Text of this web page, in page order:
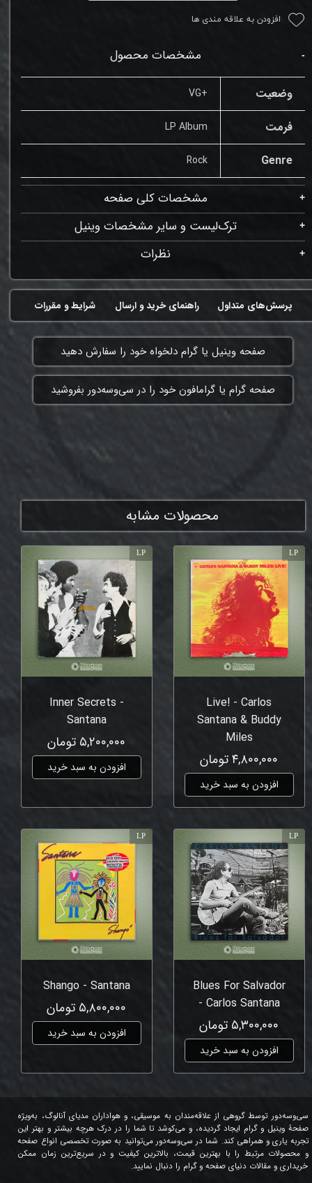
افزودن به علاقه مندی ها
مشخصات محصول
وضعیت +VG
فرمت LP Album
Genre
Rock
مشخصات کلی صفحه
ترک‌لیست و سایر مشخصات وینیل
نظرات
شرایط و مقررات راهنمای خرید و ارسال پرسش‌های متداول
​صفحه وینیل یا گرام دلخواه خود را سفارش دهید
​صفحه گرام یا گرامافون خود را در سی‌وسه‌دور بفروشید
محصولات مشابه
Live! - Carlos
Santana & Buddy
Miles
۴,۸۰۰,۰۰۰ تومان
افزودن به سبد خرید
LP
Inner Secrets -
Santana
۵,۲۰۰,۰۰۰ تومان
افزودن به سبد خرید
LP
Blues For Salvador
- Carlos Santana
۵,۳۰۰,۰۰۰ تومان
افزودن به سبد خرید
LP
Shango - Santana
۵,۸۰۰,۰۰۰ تومان
افزودن به سبد خرید
LP
سی‌وسه‌دور توسط گروهی از علاقه‌مندان به موسیقی، و هواداران مدیای آنالوگ، به‌ویژه
صفحۀ وینیل و گرام ایجاد گردیده، و می‌کوشد تا شما را در درک هرچه بیشتر و بهتر این
تجربه یاری و همراهی کند. شما در سی‌وسه‌دور می‌توانید به صورت تخصصی انواع صفحه
و محصولات مرتبط را با بهترین قیمت، بالاترین کیفیت و در سریع‌ترین زمان ممکن
خریداری و مقالات دنیای صفحه و گرام را دنبال نمایید.